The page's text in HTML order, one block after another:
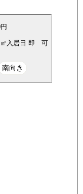
㎡ 入居日即 可
南向き